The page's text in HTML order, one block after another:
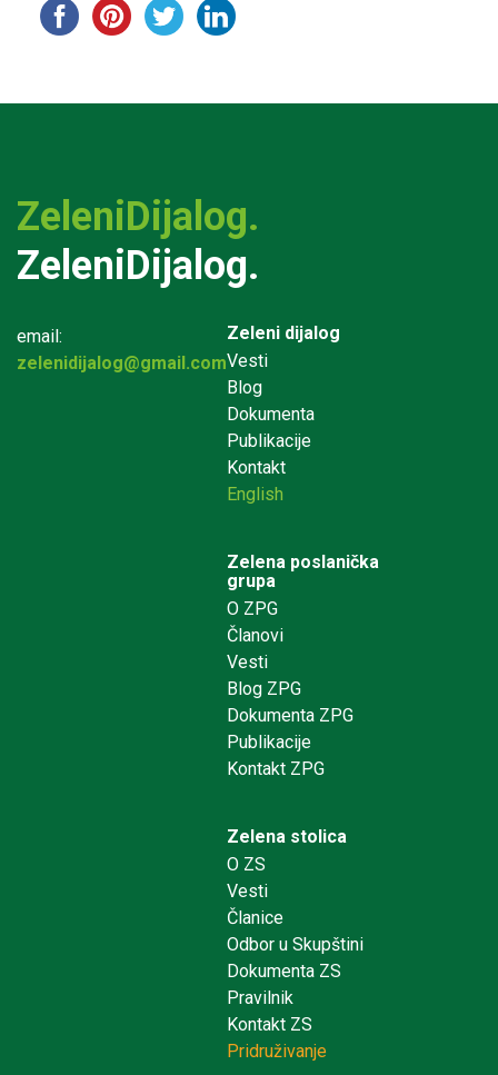
ZeleniDijalog.
ZeleniDijalog.
email:
zelenidijalog@gmail.com
Zeleni dijalog
Vesti
Blog
Dokumenta
Publikacije
Kontakt
English
Zelena poslanička
grupa
O ZPG
Članovi
Vesti
Blog ZPG
Dokumenta ZPG
Publikacije
Kontakt ZPG
Zelena stolica
O ZS
Vesti
Članice
Odbor u Skupštini
Dokumenta ZS
Pravilnik
Kontakt ZS
Pridruživanje